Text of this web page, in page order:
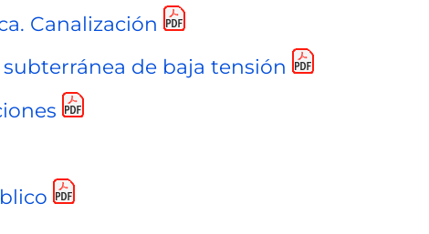
Canalización
de baja tensión